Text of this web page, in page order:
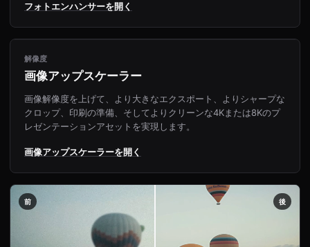
フォトエンハンサーを開く
解像度
画像アップスケーラー
画像解像度を上げて、より大きなエクスポート、よりシャープな
クロップ、印刷の準備、そしてよりクリーンな4Kまたは8Kのプ
レゼンテーションアセットを実現します。
画像アップスケーラーを開く
前 後